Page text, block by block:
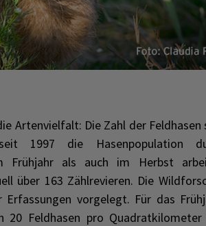
Artenvielfalt: Die Zahl der
1997 die Hasenpopulation
Frühjahr als auch im Herbst
über 163 Zählrevieren. Die
vorgelegt. Für das
Feldhasen pro Quadratkilometer